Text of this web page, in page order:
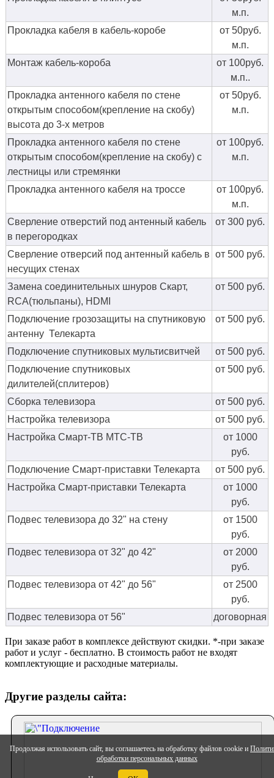
Продолжая использовать сайт, вы соглашаетесь на обработку файлов cookie и
обработки персональных данных
м.п.
Прокладка кабеля в кабель-коробе
от 50руб.
м.п.
Монтаж кабель-короба
от 100руб.
м.п..
Прокладка антенного кабеля по стене
открытым способом(крепление на скобу)
высота до 3-х метров
от 50руб.
м.п.
Прокладка антенного кабеля по стене
открытым способом(крепление на скобу) с
лестницы или стремянки
от 100руб.
м.п.
Прокладка антенного кабеля на троссе
от 100руб.
м.п.
Сверление отверстий под антенный кабель
в перегородках
от 300 руб.
Сверление отверсий под антенный кабель в
несущих стенах
от 500 руб.
Замена соединительных шнуров Скарт,
RCA(тюльпаны), HDMI
от 500 руб.
Подключение грозозащиты на спутниковую
антенну Телекарта
от 500 руб.
Подключение спутниковых мультисвитчей
от 500 руб.
Подключение спутниковых
дилителей(сплитеров)
от 500 руб.
Сборка телевизора
от 500 руб.
Настройка телевизора
от 500 руб.
Настройка Смарт-ТВ МТС-ТВ
от 1000
руб.
Подключение Смарт-приставки Телекарта
от 500 руб.
Настройка Смарт-приставки Телекарта
от 1000
руб.
Подвес телевизора до 32" на стену
от 1500
руб.
Подвес телевизора от 32" до 42"
от 2000
руб.
Подвес телевизора от 42" до 56"
от 2500
руб.
Подвес телевизора от 56"
договорная
При заказе работ в комплексе действуют скидки. *-при заказе
работ и услуг - бесплатно. В стоимость работ не входят
комплектующие и расходные материалы.
Другие разделы сайта: